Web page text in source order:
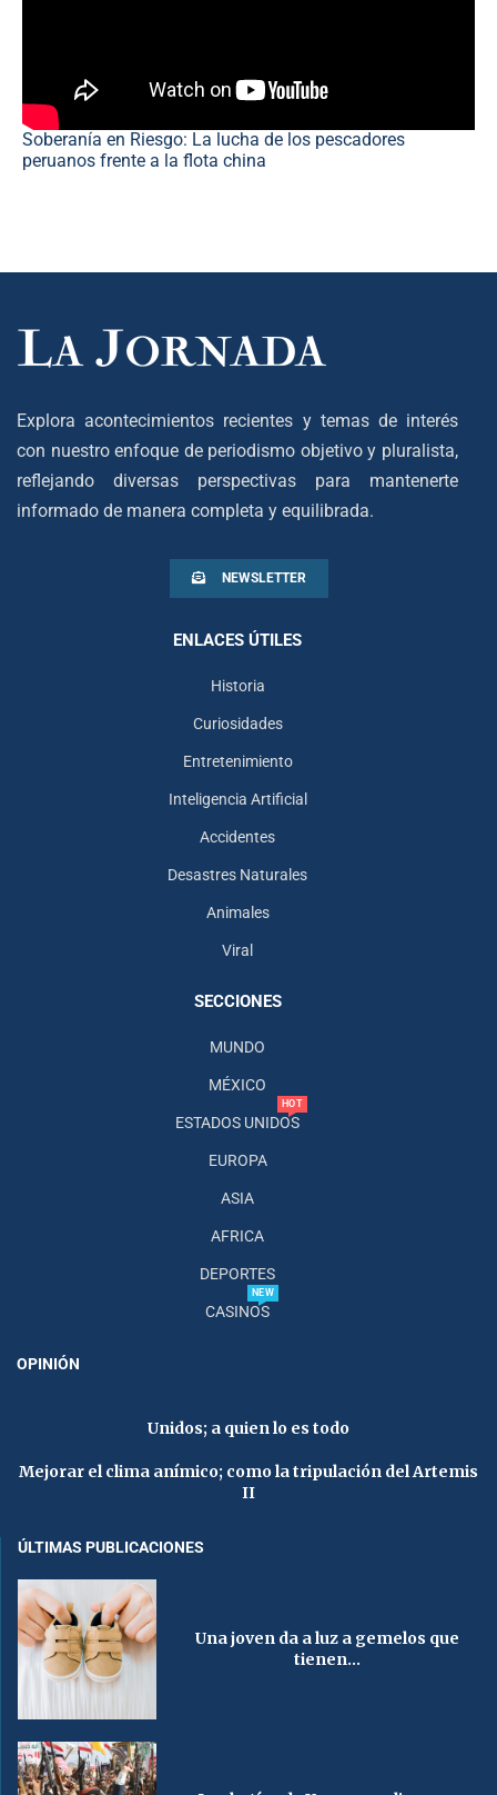
Soberanía en Riesgo: La lucha de los pescadores
peruanos frente a la flota china
Explora acontecimientos recientes y temas de interés
con nuestro enfoque de periodismo objetivo y pluralista,
reflejando diversas perspectivas para mantenerte
informado de manera completa y equilibrada.
NEWSLETTER
ENLACES ÚTILES
Historia
Curiosidades
Entretenimiento
Inteligencia Artificial
Accidentes
Desastres Naturales
Animales
Viral
SECCIONES
MUNDO
MÉXICO
ESTADOS UNIDOS
HOT
EUROPA
ASIA
AFRICA
DEPORTES
CASINOS
NEW
OPINIÓN
Unidos; a quien lo es todo
Mejorar el clima anímico; como la tripulación del Artemis
II
ÚLTIMAS PUBLICACIONES
Una joven da a luz a gemelos que
tienen...